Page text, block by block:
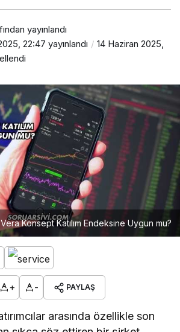
yayınlandı
22:47 yayınlandı
14 Haziran 2025,
Vera Konsept Katılım Endeksine Uygun mu?
+ - PAYLAŞ
arasında özellikle son